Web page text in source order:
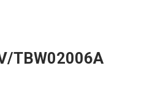
TBW02006A